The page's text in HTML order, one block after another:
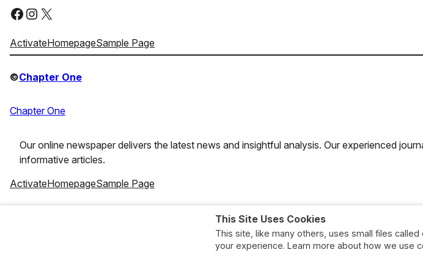
Name*
Facebook
Instagram
X
ActivateHomepageSample Page
©Chapter One
Chapter One
Our online newspaper delivers the latest news and insightful analysis. Our experienced
informative articles.
ActivateHomepageSample Page
This Site Uses Cookies
This site, like many others, uses small files
your experience. Learn more about how we use